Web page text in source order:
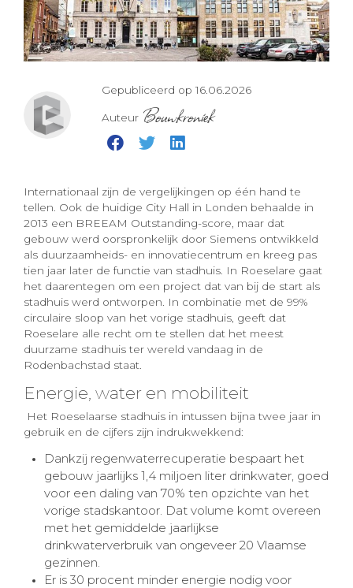
Gepubliceerd op 16.06.2026
Auteur Bouwkroniek
Internationaal zijn de vergelijkingen op één hand te
tellen. Ook de huidige City Hall in Londen behaalde in
2013 een BREEAM Outstanding-score, maar dat
gebouw werd oorspronkelijk door Siemens ontwikkeld
als duurzaamheids- en innovatiecentrum en kreeg pas
tien jaar later de functie van stadhuis. In Roeselare gaat
het daarentegen om een project dat van bij de start als
stadhuis werd ontworpen. In combinatie met de 99%
circulaire sloop van het vorige stadhuis, geeft dat
Roeselare alle recht om te stellen dat het meest
duurzame stadhuis ter wereld vandaag in de
Rodenbachstad staat.
Energie, water en mobiliteit
Het Roeselaarse stadhuis in intussen bijna twee jaar in
gebruik en de cijfers zijn indrukwekkend:
Dankzij regenwaterrecuperatie bespaart het
gebouw jaarlijks 1,4 miljoen liter drinkwater, goed
voor een daling van 70% ten opzichte van het
vorige stadskantoor. Dat volume komt overeen
met het gemiddelde jaarlijkse
drinkwaterverbruik van ongeveer 20 Vlaamse
gezinnen.
Er is 30 procent minder energie nodig voor